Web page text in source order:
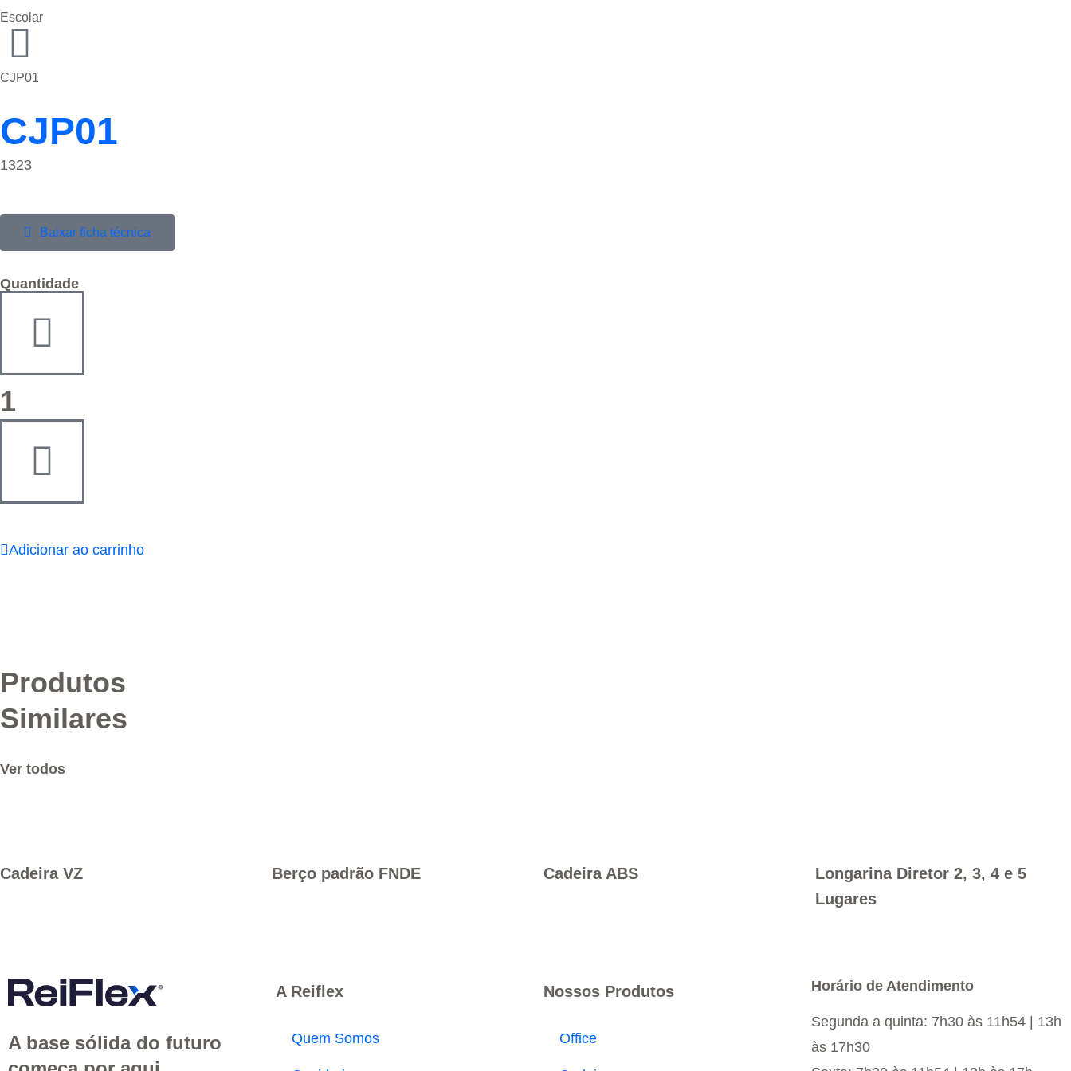
Escolar
CJP01
CJP01
1323
Baixar ficha técnica
Quantidade
1
Adicionar ao carrinho
Produtos
Similares
Ver todos
Cadeira VZ Berço padrão FNDE Cadeira ABS
Longarina Diretor 2, 3, 4 e 5
Lugares
A base sólida do futuro
A Reiflex
Quem Somos
Nossos Produtos
Office
Horário de Atendimento
Segunda a quinta: 7h30 às 11h54 | 13h
às 17h30